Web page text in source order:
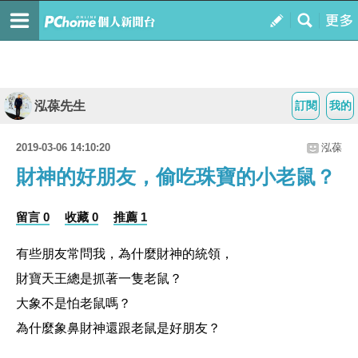
我的
訂閱
泓葆先生
2019-03-06 14:10:20 泓葆
財神的好朋友，偷吃珠寶的小老鼠？
留言 0 收藏 0 推薦 1
有些朋友常問我，為什麼財神的統領，
財寶天王總是抓著一隻老鼠？
大象不是怕老鼠嗎？
為什麼象鼻財神還跟老鼠是好朋友？